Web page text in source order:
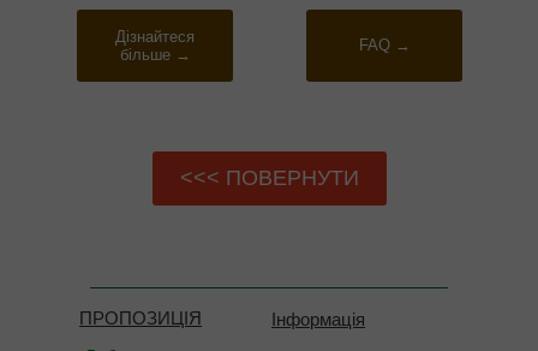
Дізнайтеся
більше →
FAQ →
<<< ПОВЕРНУТИ
ПРОПОЗИЦІЯ
Інформація